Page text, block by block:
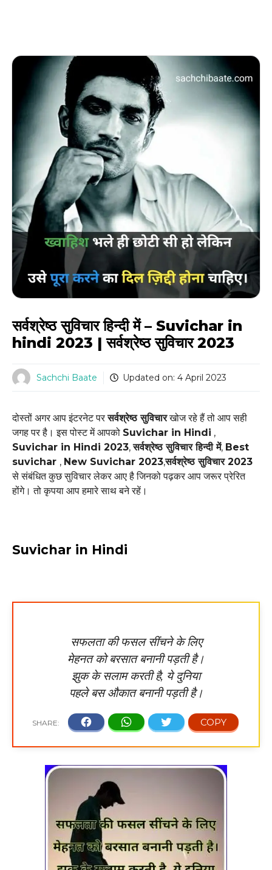
सर्वश्रेष्ठ सुविचार हिन्दी में – Suvichar in
hindi 2023 | सर्वश्रेष्ठ सुविचार 2023
Sachchi Baate Updated on: 4 April 2023
दोस्तों अगर आप इंटरनेट परसर्वश्रेष्ठ सुविचारखोज रहे हैं तो आप सही
जगह पर है। इस पोस्ट में आपको Suvichar in Hindi ,
Suvichar in Hindi 2023,सर्वश्रेष्ठ सुविचार हिन्दी में, Best
suvichar , New Suvichar 2023,सर्वश्रेष्ठ सुविचार 2023
से संबंधित कुछ सुविचार लेकर आए है जिनको पढ़कर आप जरूर प्रेरित
होंगे। तो कृपया आप हमारे साथ बने रहें।
Suvichar in Hindi
सफलता की फसल सींचने के लिए
मेहनत को बरसात बनानी पड़ती है।
झुक के सलाम करती है, ये दुनिया
पहले बस औकात बनानी पड़ती है।